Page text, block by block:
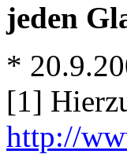
jeden
*
[1]
http://